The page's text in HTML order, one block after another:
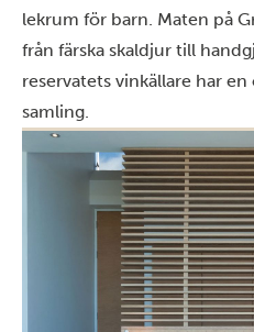
lekrum för barn. Maten på
från färska skaldjur till
reservatets vinkällare har
samling.